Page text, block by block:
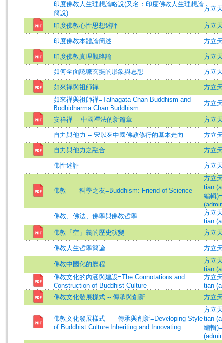
印度佛教人生理想論略說(又名：印度佛教人生理想論
簡說)
方立
印度佛教心性思想述評 方立
印度佛教本體論簡述 方立
印度佛教真理觀略論 方立
如何全面認識玄奘的形象與思想 方立
如來禪與祖師禪
方立
如來禪與祖師禪=Tathagata Chan Buddhism and
Bodhidharma Chan Buddhism
方立
安祥禪 -- 中國禪法的新篇章 方立
自力與他力 -- 宋以來中國佛教修行的基本走向 方立
自力與他力之融合 方立
佛性述評 方立
佛教 ── 科學之友=Buddhism: Friend of Science
方立
tian
編輯
佛教、佛法、佛學與佛教哲學
方立
tian
佛教「空」義的歷史演變
方立
佛教人生哲學簡論 方立
佛教中國化的歷程
方立
tian
佛教文化的內涵與建設=The Connotations and
Construction of Buddhist Culture
方立
tian
佛教文化發展樣式 -- 傳承與創新
方立
佛教文化發展樣式 ── 傳承與創新=Developing Style
of Buddhist Culture:Inheriting and Innovating
方立
tian
編輯